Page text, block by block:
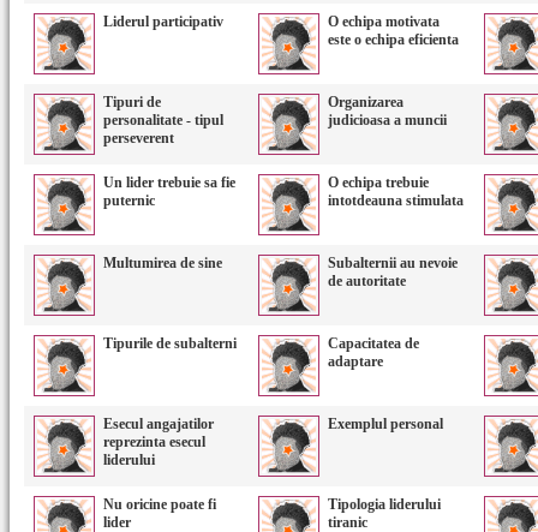
Liderul participativ
O echipa motivata
este o echipa eficienta
Tipuri de
personalitate - tipul
perseverent
Organizarea
judicioasa a muncii
Un lider trebuie sa fie
puternic
O echipa trebuie
intotdeauna stimulata
Multumirea de sine
Subalternii au nevoie
de autoritate
Tipurile de subalterni
Capacitatea de
adaptare
Esecul angajatilor
reprezinta esecul
liderului
Exemplul personal
Nu oricine poate fi
lider
Tipologia liderului
tiranic